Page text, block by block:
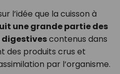
l’idée que la cuisson à
une grande partie des
digestivescontenus dans
des produits crus et
par l’organisme.